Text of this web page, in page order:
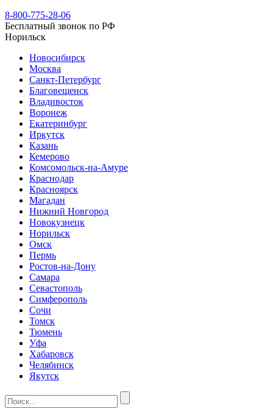
8-800-775-28-06
Бесплатный звонок по РФ
Норильск
Новосибирск
Москва
Санкт-Петербург
Благовещенск
Владивосток
Воронеж
Екатеринбург
Иркутск
Казань
Кемерово
Комсомольск-на-Амуре
Краснодар
Красноярск
Магадан
Нижний Новгород
Новокузнецк
Норильск
Омск
Пермь
Ростов-на-Дону
Самара
Севастополь
Симферополь
Сочи
Томск
Тюмень
Уфа
Хабаровск
Челябинск
Якутск